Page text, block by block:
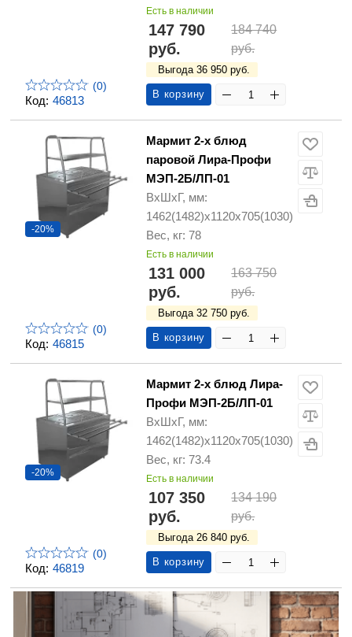
Код: 46813
(0)
Есть в наличии
147 790
руб.
184 740
руб.
Выгода 36 950 руб.
В корзину
Код: 46815
-20%
(0)
Мармит 2-х блюд
паровой Лира-Профи
МЭП-2Б/ЛП-01
ВхШхГ, мм:
1462(1482)х1120х705(1030)
Вес, кг: 78
Есть в наличии
131 000
руб.
163 750
руб.
Выгода 32 750 руб.
В корзину
Код: 46819
-20%
(0)
Мармит 2-х блюд Лира-
Профи МЭП-2Б/ЛП-01
ВхШхГ, мм:
1462(1482)х1120х705(1030)
Вес, кг: 73.4
Есть в наличии
107 350
руб.
134 190
руб.
Выгода 26 840 руб.
В корзину